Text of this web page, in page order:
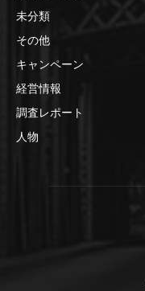
未分類
その他
キャンペーン
経営情報
調査レポート
人物